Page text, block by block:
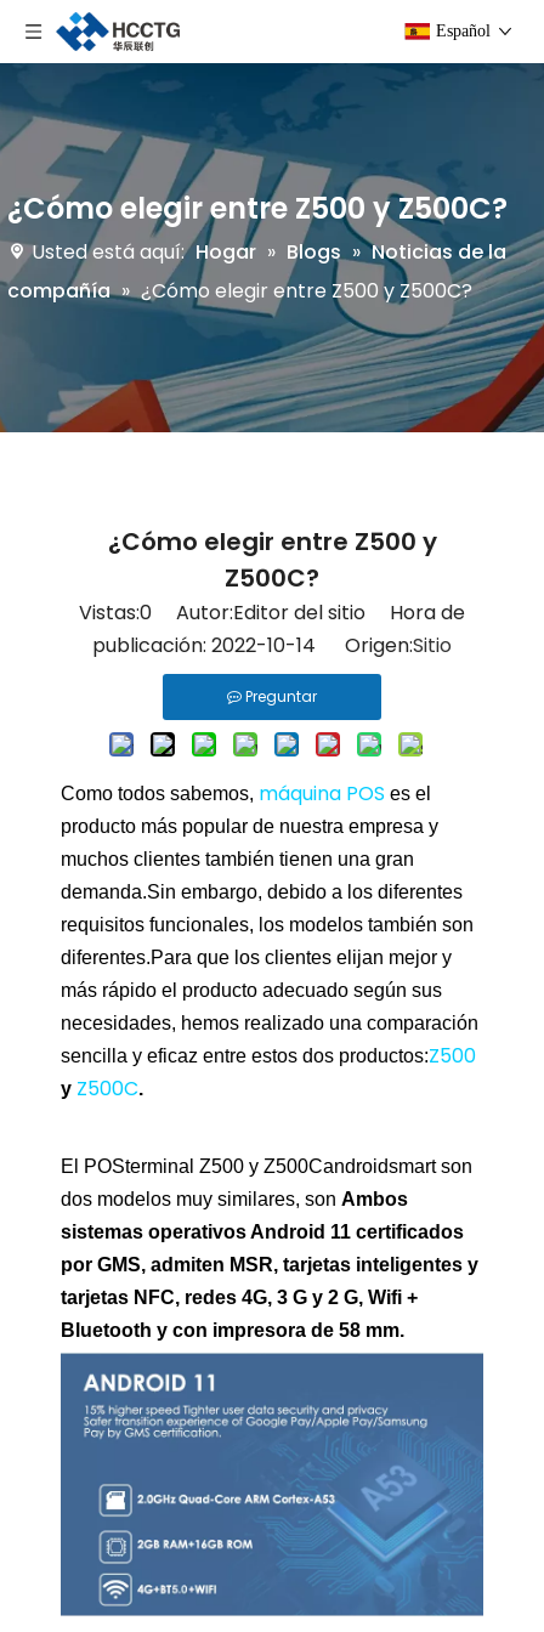
Español
¿Cómo elegir entre Z500 y Z500C?
Usted está aquí: Hogar » Blogs » Noticias de la
compañía » ¿Cómo elegir entre Z500 y Z500C?
¿Cómo elegir entre Z500 y
Z500C?
Vistas:0 Autor:Editor del sitio Hora de
publicación: 2022-10-14 Origen:Sitio
Preguntar
Como todos sabemos, máquina POS es el
producto más popular de nuestra empresa y
muchos clientes también tienen una gran
demanda.Sin embargo, debido a los diferentes
requisitos funcionales, los modelos también son
diferentes.Para que los clientes elijan mejor y
más rápido el producto adecuado según sus
necesidades, hemos realizado una comparación
sencilla y eficaz entre estos dos productos:Z500
y Z500C.
El POSterminal Z500 y Z500Candroidsmart son
dos modelos muy similares, son Ambos
sistemas operativos Android 11 certificados
por GMS, admiten MSR, tarjetas inteligentes y
tarjetas NFC, redes 4G, 3 G y 2 G, Wifi +
Bluetooth y con impresora de 58 mm.